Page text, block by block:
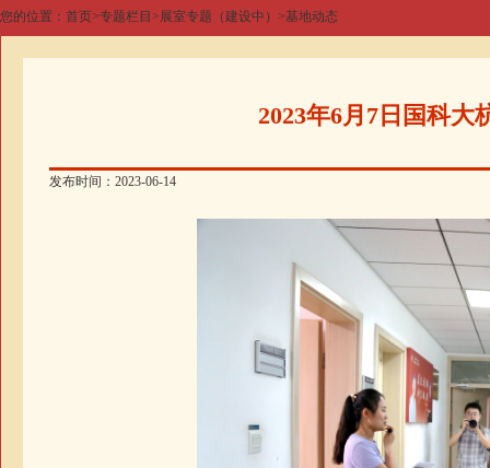
您的位置： 首页>专题栏目 >展室专题（建设中） >基地动态
2023年6月7日国科
发布时间：2023-06-14